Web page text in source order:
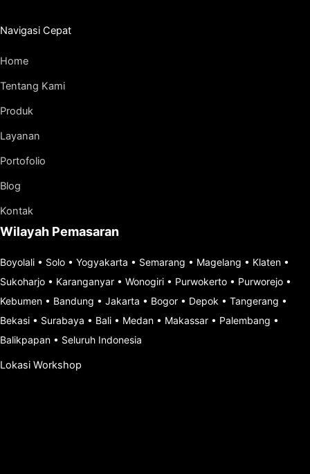
Navigasi Cepat
Home
Tentang Kami
Produk
Layanan
Portofolio
Blog
Kontak
Wilayah Pemasaran
Boyolali • Solo • Yogyakarta • Semarang • Magelang • Klaten •
Sukoharjo • Karanganyar • Wonogiri • Purwokerto • Purworejo •
Kebumen • Bandung • Jakarta • Bogor • Depok • Tangerang •
Bekasi • Surabaya • Bali • Medan • Makassar • Palembang •
Balikpapan • Seluruh Indonesia
Lokasi Workshop